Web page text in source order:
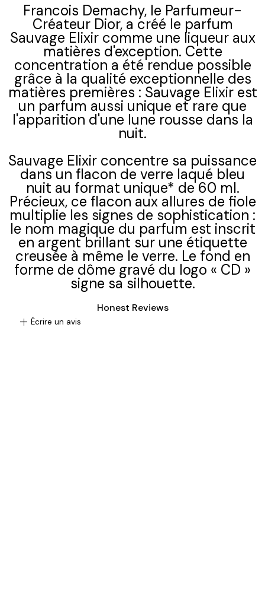
Francois Demachy, le Parfumeur-
Créateur Dior, a créé le parfum
Sauvage Elixir comme une liqueur aux
matières d'exception. Cette
concentration a été rendue possible
grâce à la qualité exceptionnelle des
matières premières : Sauvage Elixir est
un parfum aussi unique et rare que
l'apparition d'une lune rousse dans la
nuit.
Sauvage Elixir concentre sa puissance
dans un flacon de verre laqué bleu
nuit au format unique* de 60 ml.
Précieux, ce flacon aux allures de fiole
multiplie les signes de sophistication :
le nom magique du parfum est inscrit
en argent brillant sur une étiquette
creusée à même le verre. Le fond en
forme de dôme gravé du logo « CD »
signe sa silhouette.
Honest Reviews
add Écrire un avis